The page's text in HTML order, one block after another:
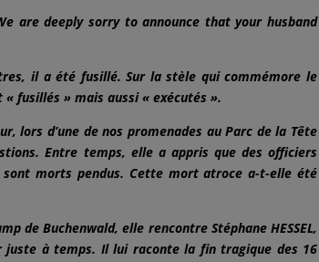
are deeply sorry to announce that your husband
il a été fusillé. Sur la stèle qui commémore le
fusillés » mais aussi « exécutés ».
lors d’une de nos promenades au Parc de la Tête
Entre temps, elle a appris que des officiers
morts pendus. Cette mort atroce a-t-elle été
de Buchenwald, elle rencontre Stéphane HESSEL,
juste à temps. Il lui raconte la fin tragique des 16